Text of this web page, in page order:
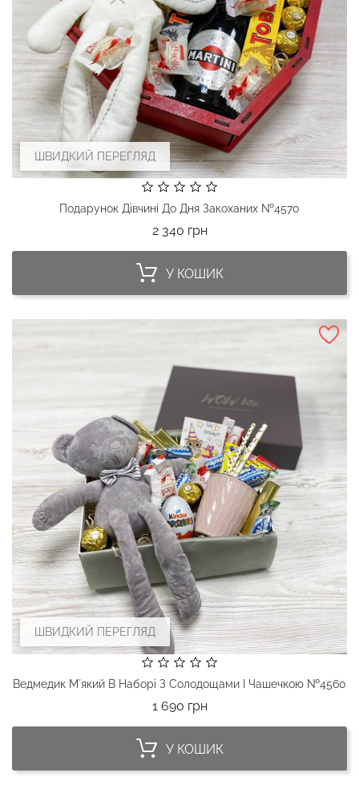
ШВИДКИЙ ПЕРЕГЛЯД
Подарунок Дівчині До Дня Закоханих №4570
2 340 грнЦіна
У КОШИК
ШВИДКИЙ ПЕРЕГЛЯД
Ведмедик Мʼякий В Наборі З Солодощами І Чашечкою №4560
1 690 грнЦіна
У КОШИК